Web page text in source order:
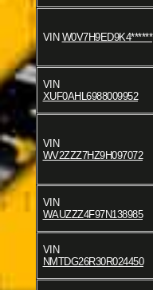
VIN W0V7H9ED9K4******
VIN
XUF0AHL6988009952
VIN
WV2ZZZ7HZ9H097072
VIN
WAUZZZ4F97N138985
VIN
NMTDG26R30R024450